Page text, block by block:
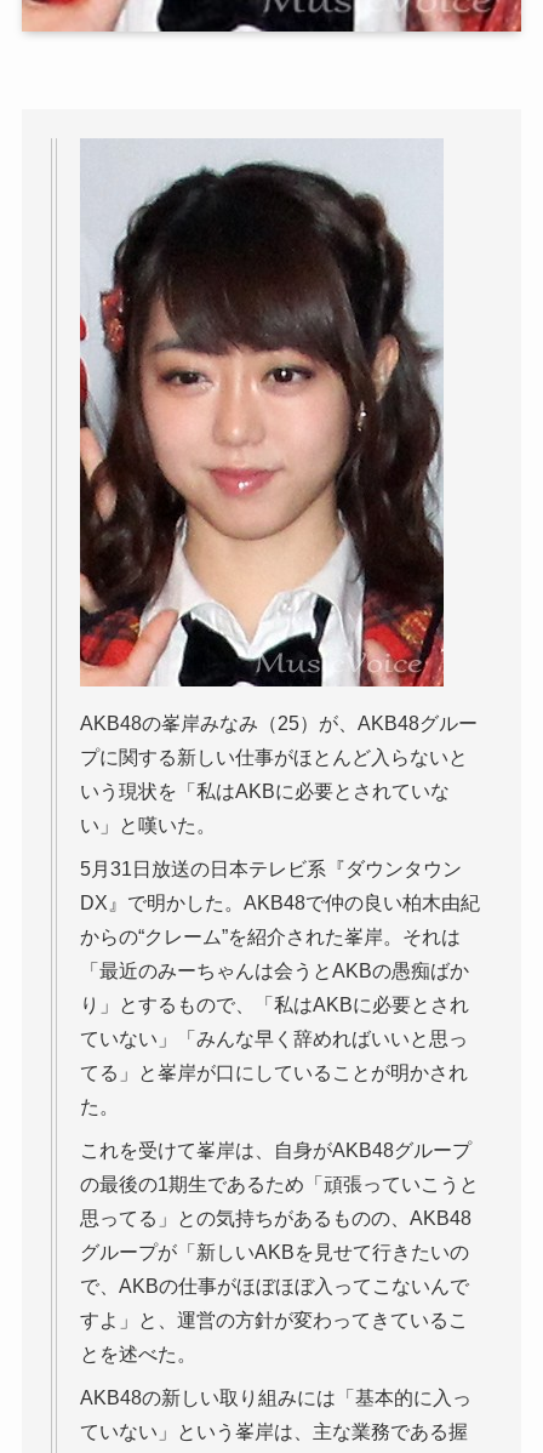
AKB48の峯岸みなみ（25）が、AKB48グルー
プに関する新しい仕事がほとんど入らないと
いう現状を「私はAKBに必要とされていな
い」と嘆いた。
5月31日放送の日本テレビ系『ダウンタウン
DX』で明かした。AKB48で仲の良い柏木由紀
からの“クレーム”を紹介された峯岸。それは
「最近のみーちゃんは会うとAKBの愚痴ばか
り」とするもので、「私はAKBに必要とされ
ていない」「みんな早く辞めればいいと思っ
てる」と峯岸が口にしていることが明かされ
た。
これを受けて峯岸は、自身がAKB48グループ
の最後の1期生であるため「頑張っていこうと
思ってる」との気持ちがあるものの、AKB48
グループが「新しいAKBを見せて行きたいの
で、AKBの仕事がほぼほぼ入ってこないんで
すよ」と、運営の方針が変わってきているこ
とを述べた。
AKB48の新しい取り組みには「基本的に入っ
ていない」という峯岸は、主な業務である握